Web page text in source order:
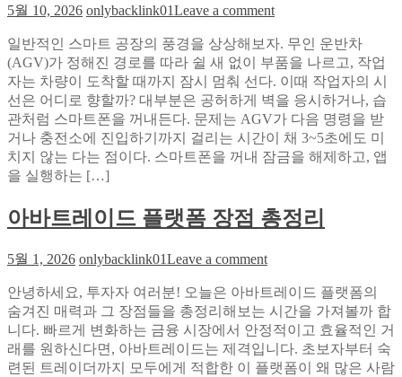
활
법
5월 10, 2026 onlybacklink01Leave a commenton
로
봇
화
면
에
서
라
비
로
츠
중
계?
스
마
일반적인 스마트 공장의 풍경을 상상해보자. 무인 운반차
(AGV)가 정해진 경로를 따라 쉴 새 없이 부품을 나르고, 작업
자는 차량이 도착할 때까지 잠시 멈춰 선다. 이때 작업자의 시
선은 어디로 향할까? 대부분은 공허하게 벽을 응시하거나, 습
관처럼 스마트폰을 꺼내든다. 문제는 AGV가 다음 명령을 받
거나 충전소에 진입하기까지 걸리는 시간이 채 3~5초에도 미
치지 않는 다는 점이다. 스마트폰을 꺼내 잠금을 해제하고, 앱
을 실행하는 […]
아바트레이드 플랫폼 장점 총정리
5월 1, 2026 onlybacklink01Leave a commenton
바
트
레
이
드
안녕하세요, 투자자 여러분! 오늘은 아바트레이드 플랫폼의
숨겨진 매력과 그 장점들을 총정리해보는 시간을 가져볼까 합
니다. 빠르게 변화하는 금융 시장에서 안정적이고 효율적인 거
래를 원하신다면, 아바트레이드는 제격입니다. 초보자부터 숙
련된 트레이더까지 모두에게 적합한 이 플랫폼이 왜 많은 사람